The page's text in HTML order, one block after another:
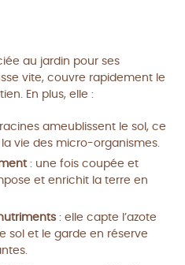
au jardin pour ses
vite, couvre rapidement le
En plus, elle :
ameublissent le sol, ce
vie des micro-organismes.
: une fois coupée et
et enrichit la terre en
: elle capte l’azote
sol et le garde en réserve